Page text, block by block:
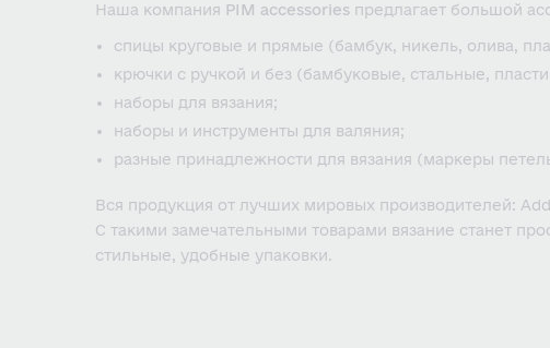
Наша компания PIM accessories предлагает большой
спицы круговые и прямые (бамбук, никель, олива,
крючки с ручкой и без (бамбуковые, стальные,
наборы для вязания;
наборы и инструменты для валяния;
разные принадлежности для вязания (маркеры
Вся продукция от лучших мировых производителей:
С такими замечательными товарами вязание станет
стильные, удобные упаковки.